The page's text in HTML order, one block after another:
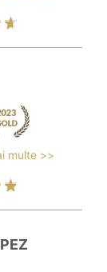
multe >>